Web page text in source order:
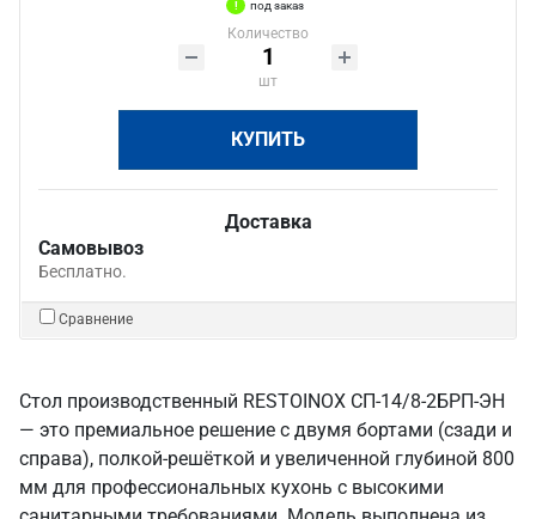
под заказ
Количество
шт
КУПИТЬ
Доставка
Самовывоз
Бесплатно.
Сравнение
Стол производственный RESTOINOX СП-14/8-2БРП-ЭН
— это премиальное решение с двумя бортами (сзади и
справа), полкой-решёткой и увеличенной глубиной 800
мм для профессиональных кухонь с высокими